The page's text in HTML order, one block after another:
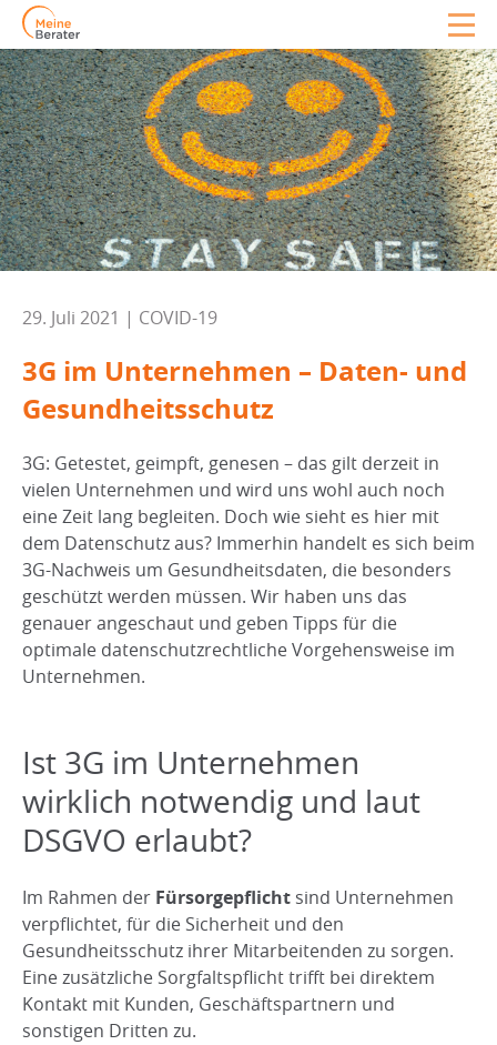
29. Juli 2021 | COVID-19
3G im Unternehmen – Daten- und
Gesundheitsschutz
3G: Getestet, geimpft, genesen ­– das gilt derzeit in
vielen Unternehmen und wird uns wohl auch noch
eine Zeit lang begleiten. Doch wie sieht es hier mit
dem Datenschutz aus? Immerhin handelt es sich beim
3G-Nachweis um Gesundheitsdaten, die besonders
geschützt werden müssen. Wir haben uns das
genauer angeschaut und geben Tipps für die
optimale datenschutzrechtliche Vorgehensweise im
Unternehmen.
Ist 3G im Unternehmen
wirklich notwendig und laut
DSGVO erlaubt?
Im Rahmen der Fürsorgepflicht sind Unternehmen
verpflichtet, für die Sicherheit und den
Gesundheitsschutz ihrer Mitarbeitenden zu sorgen.
Eine zusätzliche Sorgfaltspflicht trifft bei direktem
Kontakt mit Kunden, Geschäftspartnern und
sonstigen Dritten zu.